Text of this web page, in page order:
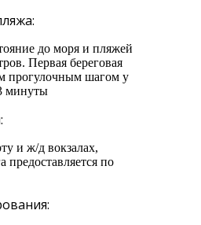
до моря и пляжей
Первая береговая
прогулочным шагом у
минуты
и ж/д вокзалах,
предоставляется по